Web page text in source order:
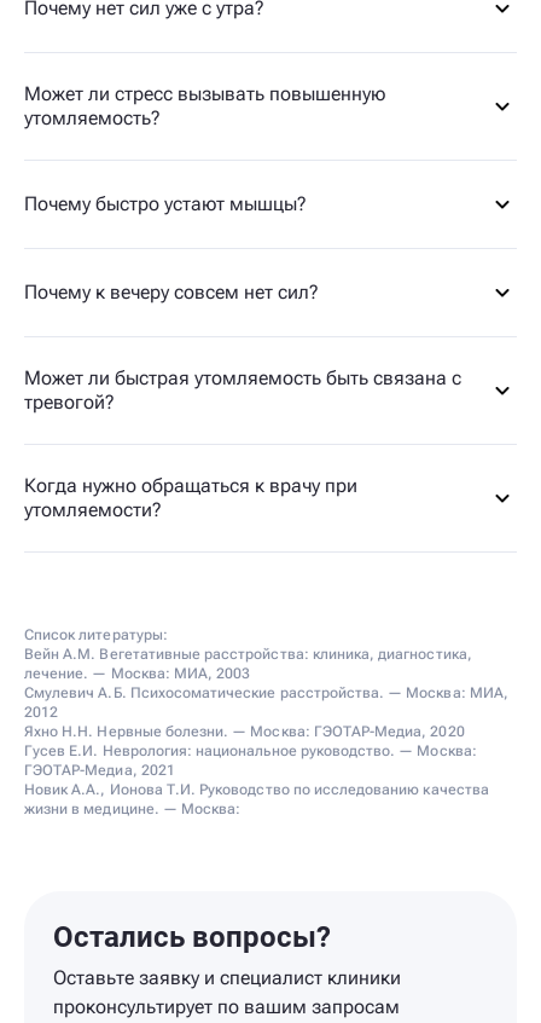
Почему нет сил уже с утра?
Может ли стресс вызывать повышенную
утомляемость?
Почему быстро устают мышцы?
Почему к вечеру совсем нет сил?
Может ли быстрая утомляемость быть связана с
тревогой?
Когда нужно обращаться к врачу при
утомляемости?
Список литературы:
Вейн А.М. Вегетативные расстройства: клиника, диагностика,
лечение. — Москва: МИА, 2003
Смулевич А.Б. Психосоматические расстройства. — Москва: МИА,
2012
Яхно Н.Н. Нервные болезни. — Москва: ГЭОТАР-Медиа, 2020
Гусев Е.И. Неврология: национальное руководство. — Москва:
ГЭОТАР-Медиа, 2021
Новик А.А., Ионова Т.И. Руководство по исследованию качества
жизни в медицине. — Москва:
Остались вопросы?
Оставьте заявку и специалист клиники
проконсультирует по вашим запросам